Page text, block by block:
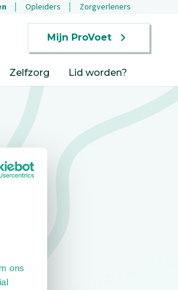
ons
Opleiders Zorgverleners
Mijn ProVoet
Zelfzorg Lid worden?